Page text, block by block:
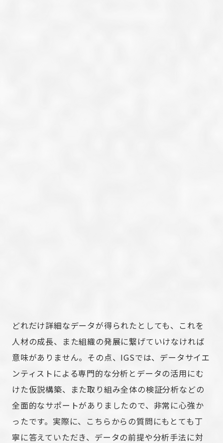
どれだけ詳細なデータが得られたとしても、これを
人材の成長、また組織の発展に繋げていけなければ
意味がありません。その点、IGSでは、データサイエ
ンティストによる専門的な分析とデータの活用にむ
けた仮説構築、また取り組み全体の検証分析などの
全面的なサポートがありましたので、非常に心強か
ったです。実際に、こちらからの質問にもとても丁
寧に答えていただき、データの前提や分析手法に対